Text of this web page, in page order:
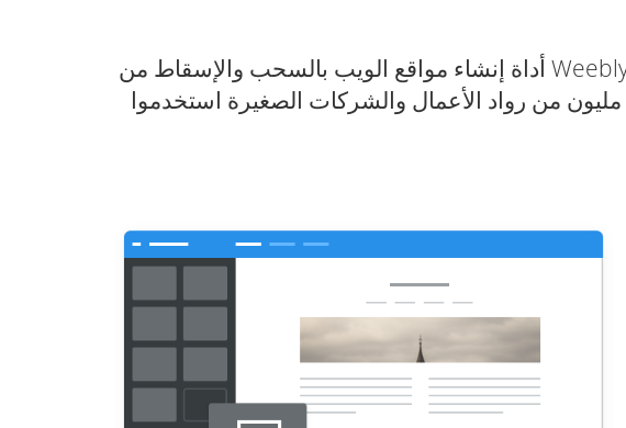
أداة إنشاء مواقع الويب بالسحب والإسقاط من Weebly تجعل من السهل إنشاء موقع ويب قوي ومحترف دون أي مهارات تقنية. أكثر من
40 مليون من رواد الأعمال والشركات الصغيرة استخدموا Weebly بالفعل لبناء حضورهم عبر الإنترنت من خلال موقع ويب أو مدونة أو